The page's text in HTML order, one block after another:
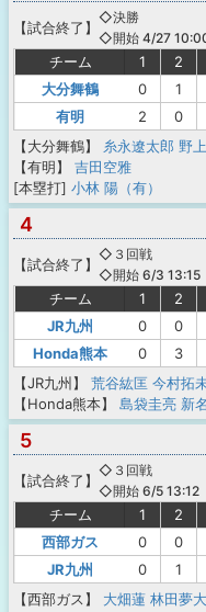
【試合終了 】
◇決勝
◇開始 4/27
チーム 1 2
大分舞鶴
0 1
有明
2 0
【大分舞鶴】
糸永遼太郎 野
【有明】
吉田空雅
[本塁打] 小林 陽（有）
4
【試合終了 】
◇３回戦
◇開始 6/3 13:15
チーム 1 2
JR九州
0 0
Honda熊本
0 3
【JR九州】
荒谷紘匡 今村拓
【Honda熊本】
島袋圭亮 新
5
【試合終了 】
◇３回戦
◇開始 6/5 13:12
チーム 1 2
西部ガス
0 0
JR九州
0 1
【西部ガス】
大畑蓮 林田夢大